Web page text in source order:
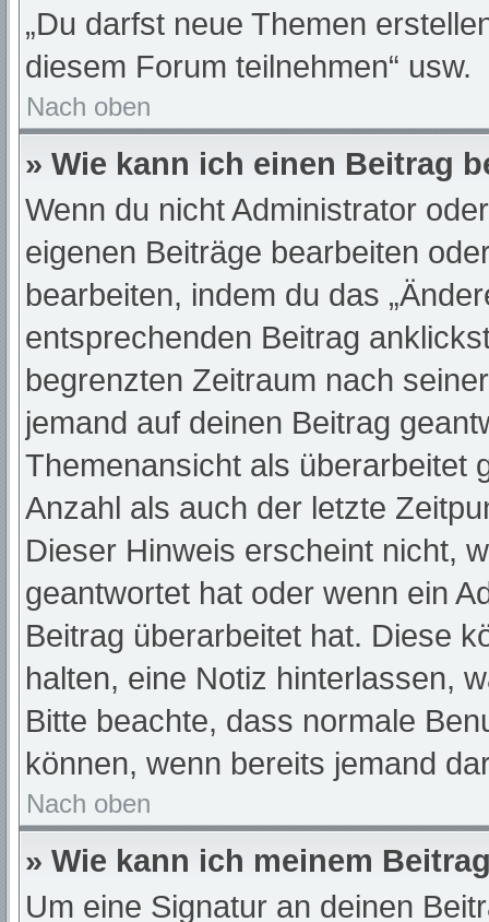
„Du darfst neue Themen
diesem Forum teilnehmen“ usw.
Nach oben
» Wie kann ich einen Beitrag
Wenn du nicht Administrator
eigenen Beiträge bearbeiten
bearbeiten, indem du das
entsprechenden Beitrag
begrenzten Zeitraum nach
jemand auf deinen Beitrag
Themenansicht als überarbeitet
Anzahl als auch der letzte
Dieser Hinweis erscheint nicht,
geantwortet hat oder wenn ein
Beitrag überarbeitet hat. Diese
halten, eine Notiz hinterlassen,
Bitte beachte, dass normale
können, wenn bereits jemand
Nach oben
» Wie kann ich meinem
Um eine Signatur an deinen